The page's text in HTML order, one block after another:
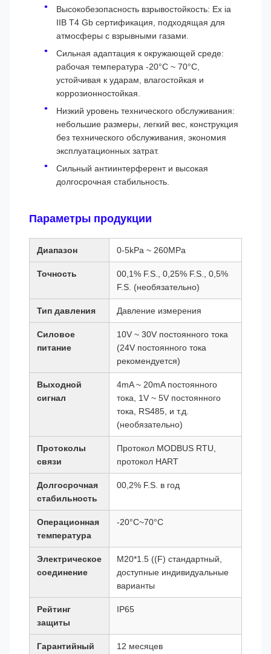
Высокобезопасность взрывостойкость: Ex ia
IIB T4 Gb сертификация, подходящая для
атмосферы с взрывными газами.
Сильная адаптация к окружающей среде:
рабочая температура -20°C ~ 70°C,
устойчивая к ударам, влагостойкая и
коррозионностойкая.
Низкий уровень технического обслуживания:
небольшие размеры, легкий вес, конструкция
без технического обслуживания, экономия
эксплуатационных затрат.
Сильный антиинтерферент и высокая
долгосрочная стабильность.
Параметры продукции
Диапазон 0-5kPa ~ 260MPa
Точность
00,1% F.S., 0,25% F.S., 0,5%
F.S. (необязательно)
Тип давления Давление измерения
Силовое
питание
10V ~ 30V постоянного тока
(24V постоянного тока
рекомендуется)
Выходной
сигнал
4mA ~ 20mA постоянного
тока, 1V ~ 5V постоянного
тока, RS485, и т.д.
(необязательно)
Протоколы
связи
Протокол MODBUS RTU,
протокол HART
Долгосрочная
стабильность
00,2% F.S. в год
Операционная
температура
-20°C~70°C
Электрическое
соединение
M20*1.5 ((F) стандартный,
доступные индивидуальные
варианты
Рейтинг
защиты
IP65
Гарантийный
12 месяцев